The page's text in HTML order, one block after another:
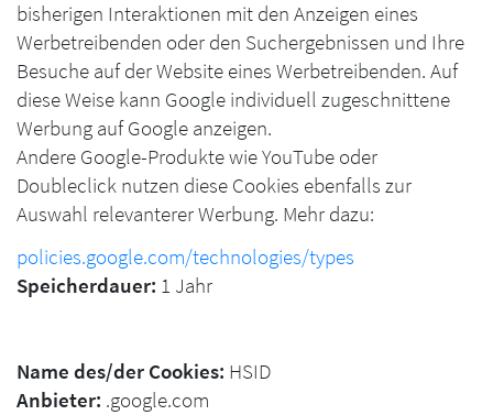
bisherigen Interaktionen mit den Anzeigen eines
Werbetreibenden oder den Suchergebnissen und Ihre
Besuche auf der Website eines Werbetreibenden. Auf
diese Weise kann Google individuell zugeschnittene
Werbung auf Google anzeigen.
Andere Google-Produkte wie YouTube oder
Doubleclick nutzen diese Cookies ebenfalls zur
Auswahl relevanterer Werbung. Mehr dazu:
policies.google.com/technologies/types
Speicherdauer: 1 Jahr
Name des/der Cookies: HSID
Anbieter: .google.com